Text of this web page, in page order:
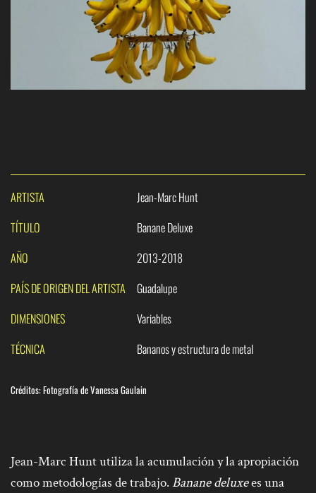
ARTISTA
Jean-Marc Hunt
TÍTULO
Banane Deluxe
AÑO
2013-2018
PAÍS DE ORIGEN DEL ARTISTA
Guadalupe
DIMENSIONES
Variables
TÉCNICA
Bananos y estructura de metal
Créditos: Fotografía de Vanessa Gaulain
Jean-Marc Hunt utiliza la acumulación y la apropiación
como metodologías de trabajo.Banane deluxees una